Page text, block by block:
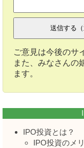
ご意見は今後のサ
また、みなさんの
ます。
IPO投資とは？
IPO投資のメ